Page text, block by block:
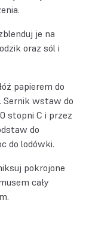
je na
oraz sól i
papierem do
Sernik wstaw do
stopni C i przez
do
do lodówki.
pokrojone
cały